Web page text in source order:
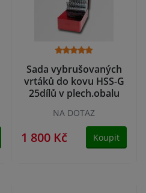
Sada vybrušovaných
vrtáků do kovu HSS-G
25dílů v plech.obalu
NA DOTAZ
1 800 Kč Koupit